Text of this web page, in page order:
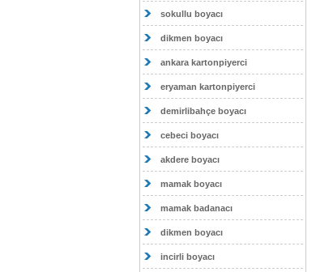
sokullu boyacı
dikmen boyacı
ankara kartonpiyerci
eryaman kartonpiyerci
demirlibahçe boyacı
cebeci boyacı
akdere boyacı
mamak boyacı
mamak badanacı
dikmen boyacı
incirli boyacı